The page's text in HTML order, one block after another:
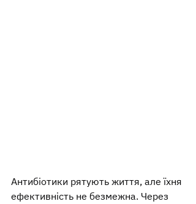
Антибіотики рятують життя, але їхня
ефективність не безмежна. Через